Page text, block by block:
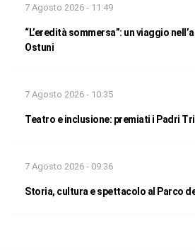
7 Agosto 2026 - 11:49
“L’eredità sommersa”: un viaggio
Ostuni
7 Agosto 2026 - 10:35
Teatro e inclusione: premiati i Padri
7 Agosto 2026 - 09:36
Storia, cultura e spettacolo al Parco